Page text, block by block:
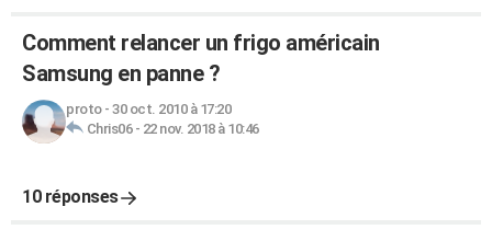
Comment relancer un frigo américain
Samsung en panne ?
proto- 30 oct. 2010 à 17:20
Chris06- 22 nov. 2018 à 10:46
10 réponses